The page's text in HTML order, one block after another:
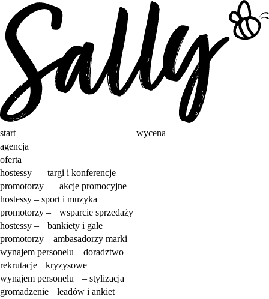
start
agencja
oferta
hostessy – targi i konferencje
promotorzy – akcje promocyjne
hostessy – sport i muzyka
promotorzy – wsparcie sprzedaży
hostessy – bankiety i gale
promotorzy – ambasadorzy marki
wynajem personelu – doradztwo
rekrutacje kryzysowe
wynajem personelu – stylizacja
gromadzenie leadów i ankiet
wycena